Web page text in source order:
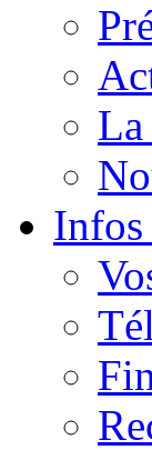
La
Infos